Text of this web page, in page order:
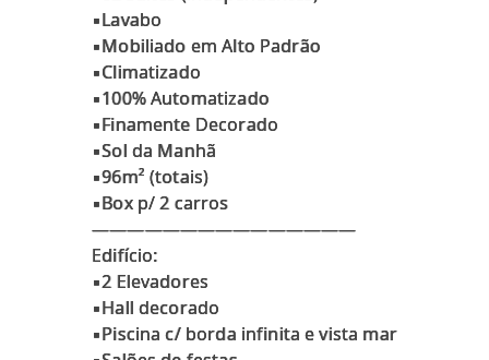
▪Lavabo
▪Mobiliado em Alto Padrão
▪Climatizado
▪100% Automatizado
▪Finamente Decorado
▪Sol da Manhã
▪96m² (totais)
▪Box p/ 2 carros
———————————————
Edifício:
▪2 Elevadores
▪Hall decorado
▪Piscina c/ borda infinita e vista mar